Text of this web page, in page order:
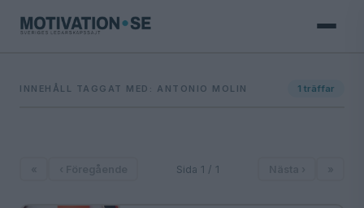
INNEHÅLL TAGGAT MED: ANTONIO MOLIN 1 träffar
Sida 1 / 1